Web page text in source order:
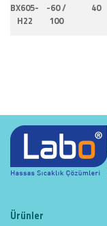
BX605-
H22
-60 /
100
40
Ürünler